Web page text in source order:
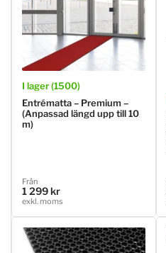
I lager (1500)
Entrématta – Premium –
(Anpassad längd upp till 10
m)
Ordinarie
pris
Från
1 299 kr
exkl. moms